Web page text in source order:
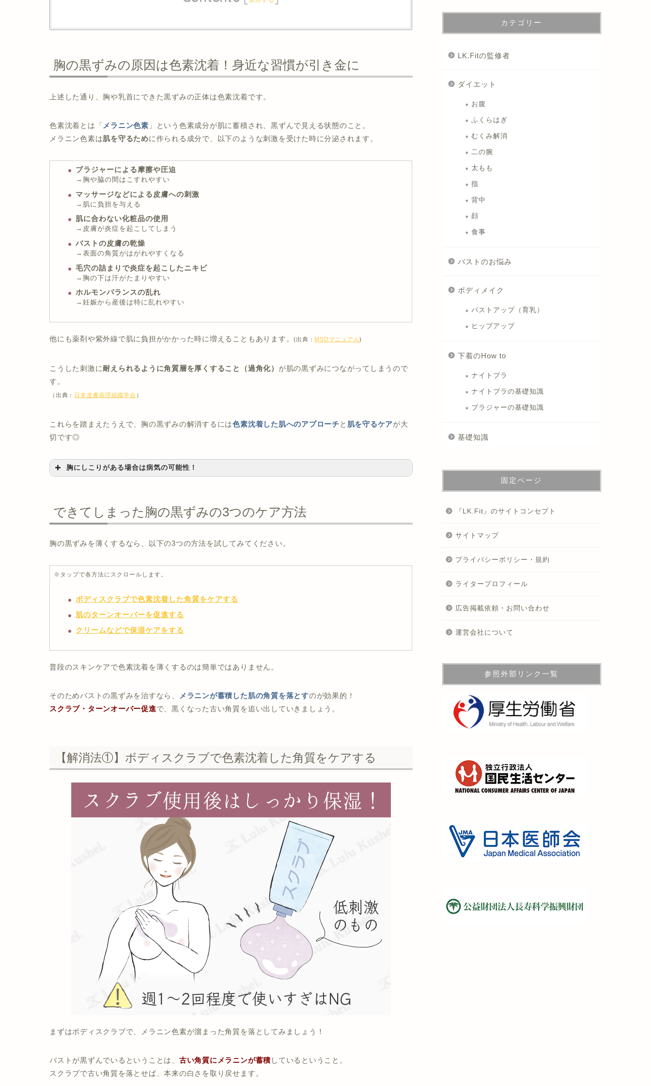
胸の黒ずみの原因は色素沈着！身近な習慣が引き金に
上述した通り、胸や乳首にできた黒ずみの正体は色素沈着です。
色素沈着とは「 メラニン色素 」という色素成分が肌に蓄積され、黒ずんで見える状態のこと。
メラニン色素は肌を守るために作られる成分で、以下のような刺激を受けた時に分泌されます。
ブラジャーによる摩擦や圧迫
→胸や脇の間はこすれやすい
マッサージなどによる皮膚への刺激
→肌に負担を与える
肌に合わない化粧品の使用
→皮膚が炎症を起こしてしまう
バストの皮膚の乾燥
→表面の角質がはがれやすくなる
毛穴の詰まりで炎症を起こしたニキビ
→胸の下は汗がたまりやすい
ホルモンバランスの乱れ
→妊娠から産後は特に乱れやすい
他にも薬剤や紫外線で肌に負担がかかった時に増えることもあります。(出典： MSDマニュアル)
こうした刺激に耐えられるように角質層を厚くすること（過角化） が肌の黒ずみにつながってしまうので
す。
（出典： 日本皮膚病理組織学会 ）
これらを踏まえたうえで、胸の黒ずみの解消するには色素沈着した肌へのアプローチと 肌を守るケアが大
切です◎
胸にしこりがある場合は病気の可能性！
乳がんの症状はしこりの他に、 「黒ずみ、腫れ、熱感」 などがあるんです。
できてしまった胸の黒ずみの3つのケア方法
胸の黒ずみを薄くするなら、以下の3つの方法を試してみてください。
※タップで各方法にスクロールします。
ボディスクラブで色素沈着した角質をケアする
肌のターンオーバーを促進する
クリームなどで保湿ケアをする
普段のスキンケアで色素沈着を薄くするのは簡単ではありません。
そのためバストの黒ずみを治すなら、 メラニンが蓄積した肌の角質を落とすのが効果的！
スクラブ・ターンオーバー促進で、黒くなった古い角質を追い出していきましょう。
【解消法①】ボディスクラブで色素沈着した角質をケアする
まずはボディスクラブで、メラニン色素が溜まった角質を落としてみましょう！
バストが黒ずんでいるということは、 古い角質にメラニンが蓄積しているということ。
スクラブで古い角質を落とせば、本来の白さを取り戻せます。
カテゴリー
LK.Fitの監修者
ダイエット
お腹
ふくらはぎ
むくみ解消
二の腕
太もも
指
背中
顔
食事
バストのお悩み
ボディメイク
バストアップ（育乳）
ヒップアップ
下着のHow to
ナイトブラ
ナイトブラの基礎知識
ブラジャーの基礎知識
基礎知識
固定ページ
『LK.Fit』のサイトコンセプト
サイトマップ
プライバシーポリシー・規約
ライタープロフィール
広告掲載依頼・お問い合わせ
運営会社について
参照外部リンク一覧